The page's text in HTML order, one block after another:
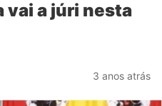
vai a júri nesta
3 anos atrás